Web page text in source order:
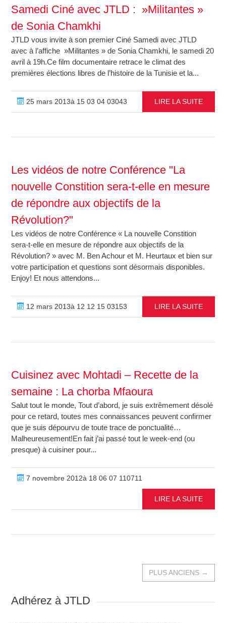
Samedi Ciné avec JTLD : »Militantes »
de Sonia Chamkhi
JTLD vous invite à son premier Ciné Samedi avec JTLD
avec à l’affiche »Militantes » de Sonia Chamkhi, le samedi 20
avril à 19h.Ce film documentaire retrace le climat des
premières élections libres de l’histoire de la Tunisie et la...
25 mars 2013à 15 03 04 03043 LIRE LA SUITE
Les vidéos de notre Conférence "La
nouvelle Constition sera-t-elle en mesure
de répondre aux objectifs de la
Révolution?"
Les vidéos de notre Conférence « La nouvelle Constition
sera-t-elle en mesure de répondre aux objectifs de la
Révolution? » avec M. Ben Achour et M. Heurtaux et bien sur
votre participation et questions sont désormais disponibles.
Enjoy! Et nous attendons...
12 mars 2013à 12 12 15 03153 LIRE LA SUITE
Cuisinez avec Mohtadi – Recette de la
semaine : La chorba Mfaoura
Salut tout le monde, Tout d’abord, je suis extrêmement désolé
pour ce retard, toutes mes connaissances peuvent confirmer
que je suis dépourvu de toute trace de ponctualité…
Malheureusement!En fait j’ai passé tout le week-end (ou
presque) à cuisiner pour...
7 novembre 2012à 18 06 07 110711
LIRE LA SUITE
PLUS ANCIENS →
Adhérez à JTLD